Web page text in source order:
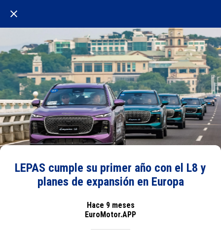
LEPAS cumple su primer año con el L8 y
planes de expansión en Europa
Hace 9 meses
EuroMotor.APP